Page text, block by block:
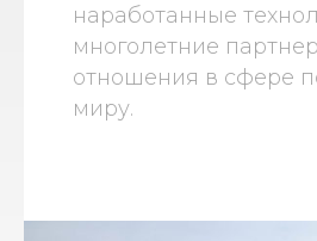
наработанные
многолетние
отношения в сфере
миру.